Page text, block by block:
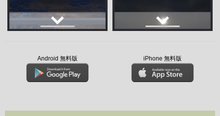
Android 無料版 iPhone 無料版